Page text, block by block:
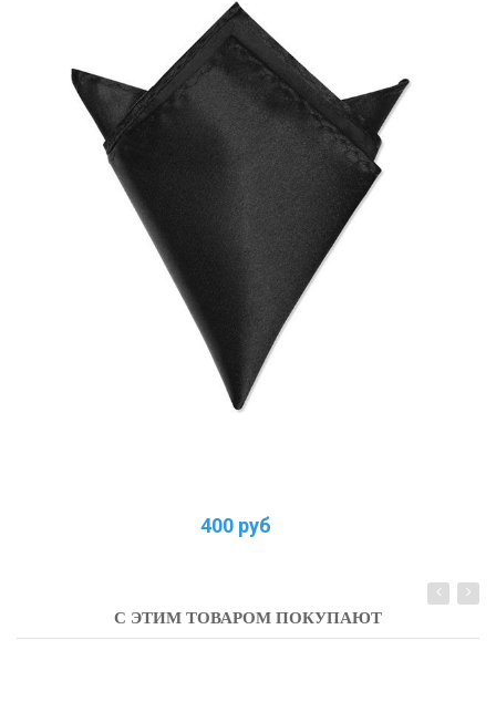
400 руб
С ЭТИМ ТОВАРОМ ПОКУПАЮТ